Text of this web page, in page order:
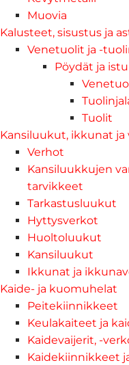
Muovia
Kalusteet, sisustus ja
Venetuolit ja -
Pöydät ja
Tuolit
Kansiluukut, ikkunat ja
Verhot
Kansiluukkujen
tarvikkeet
Tarkastusluukut
Hyttysverkot
Huoltoluukut
Kansiluukut
Ikkunat ja
Kaide- ja kuomuhelat
Peitekiinnikkeet
Keulakaiteet ja
Kaidevaijerit, -
Kaidekiinnikkeet